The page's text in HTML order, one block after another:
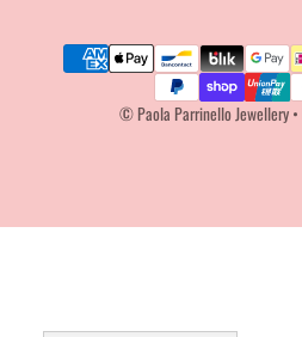
Payment methods
© Paola Parrinello Jewellery•